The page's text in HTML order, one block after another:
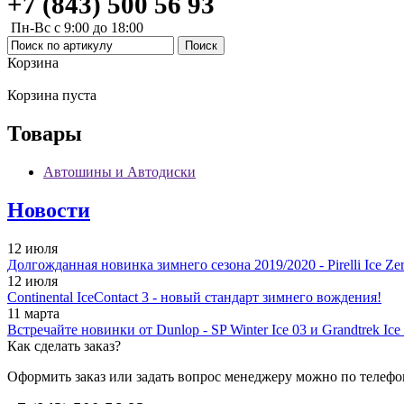
Пн-Вс с 9:00 до 18:00
Корзина
Корзина пуста
Товары
Автошины и Автодиски
Новости
12 июля
Долгожданная новинка зимнего сезона 2019/2020 - Pirelli Ice
12 июля
Continental IceContact 3 - новый стандарт зимнего вождения!
11 марта
Встречайте новинки от Dunlop - SP Winter Ice 03 и Grandtrek Ice
Как сделать заказ?
Оформить заказ или задать вопрос менеджеру можно по